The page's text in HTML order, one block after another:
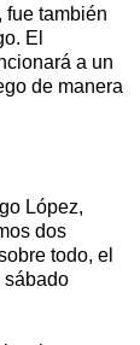
fue también
El
a un
de manera
López,
dos
todo, el
sábado